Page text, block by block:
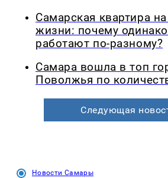
Самарская квартира
жизни: почему
работают по-разному?
Самара вошла в топ
Поволжья по
Следующая
Новости Самары